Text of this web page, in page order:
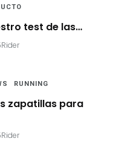
test de las…
RUNNING
zapatillas para